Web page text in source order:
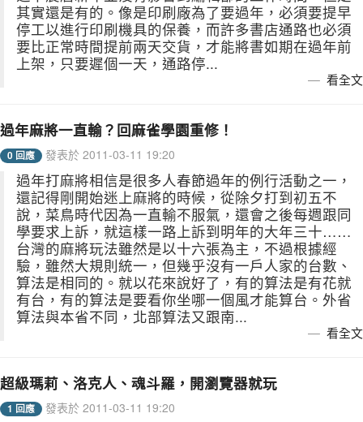
其實還是有的。像是印刷廠為了要過年，必須要提早
停工以進行印刷機具的保養，而許多書店通路也必須
要比正常時間提前兩天交貨，才能將書如期在過年前
上架，只要遲個一天，通路停...
看全文
過年麻將一直輸？回麻雀學園重修！
0 回應 發表於 2011-03-11 19:20
過年打麻將相信是很多人春節過年的例行活動之一，
還記得剛開始迷上麻將的時候，從除夕打到初五不
說，菜鳥時代因為一直輸不服氣，還會之後每週跟同
學要求上訴，就這樣一路上訴到明年的大年三十……
台灣的麻將玩法雖然是以十六張為主，不過根據經
驗，雖然大規則統一，但幾乎沒有一戶人家的台數、
算法是相同的。就以花來說好了，有的算法是有花就
有台，有的算法是要看你坐哪一個風才能算台。外省
算法與本省不同，北部算法又跟南...
看全文
超級瑪莉、洛克人、魂斗羅，開瀏覽器就玩
1 回應 發表於 2011-03-11 19:20